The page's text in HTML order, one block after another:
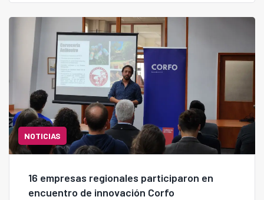
NOTICIAS
16 empresas regionales participaron en
encuentro de innovación Corfo